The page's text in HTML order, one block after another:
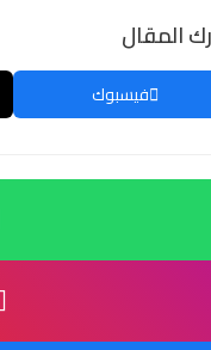
المقال
فيسبوك